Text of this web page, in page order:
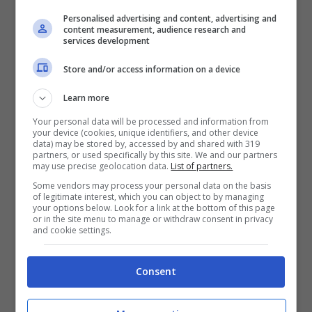
pornostar.
Isola dei famosi 2019: non ci
sarà la Marcuzzi?
E a proposito diconduttricesi
preannunciano dei cambiamenti per
l’edizione 2019 dell’Isola dei Famosi. Infatti
se effettivamente il programma della
Magnolia si trasferirà su Rai DueAlessia
Marcuzzinon potrebbe andare in quanto
ha un contratto con Canale 5. Ma al di là
Personalised advertising and content, advertising and
content measurement, audience research and
services development
Store and/or access information on a device
Learn more
Your personal data will be processed and information from
your device (cookies, unique identifiers, and other device
data) may be stored by, accessed by and shared with 319
partners, or used specifically by this site. We and our partners
may use precise geolocation data. List of partners.
Some vendors may process your personal data on the basis
of legitimate interest, which you can object to by managing
your options below. Look for a link at the bottom of this page
or in the site menu to manage or withdraw consent in privacy
and cookie settings.
Consent